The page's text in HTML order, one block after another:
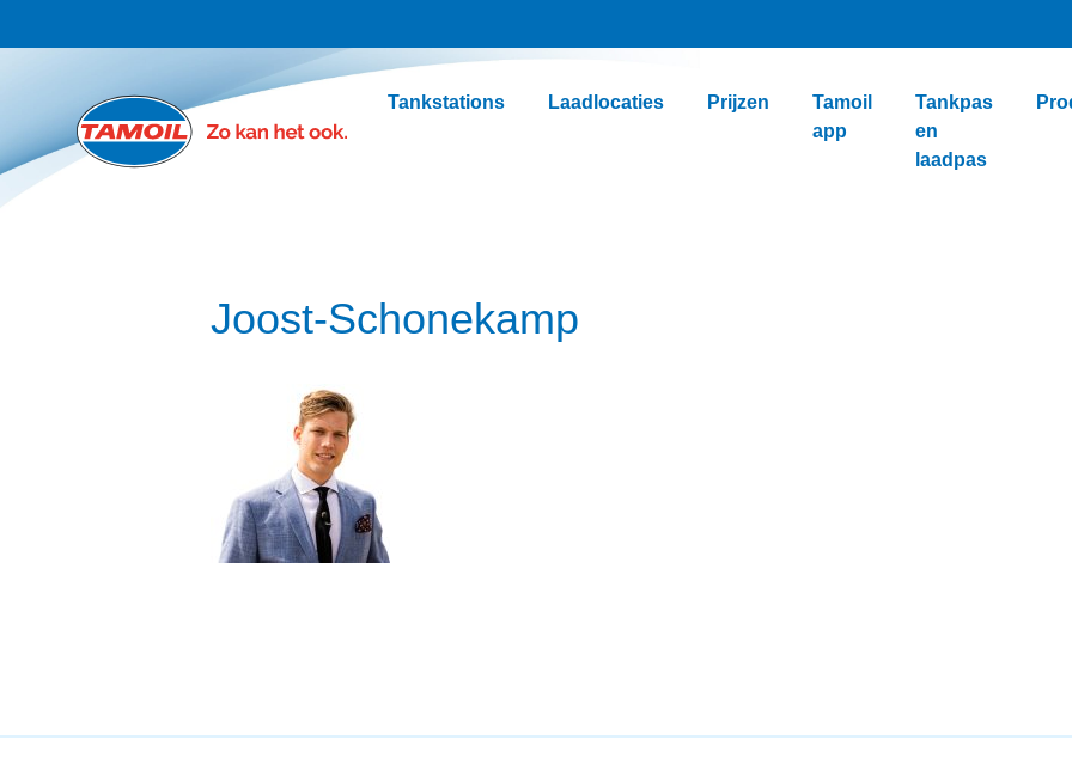
Ga naar hoofdinhoud
Tankstations Laadlocaties Prijzen
Tamoil
app
Tankpas
en
laadpas
Joost-Schonekamp